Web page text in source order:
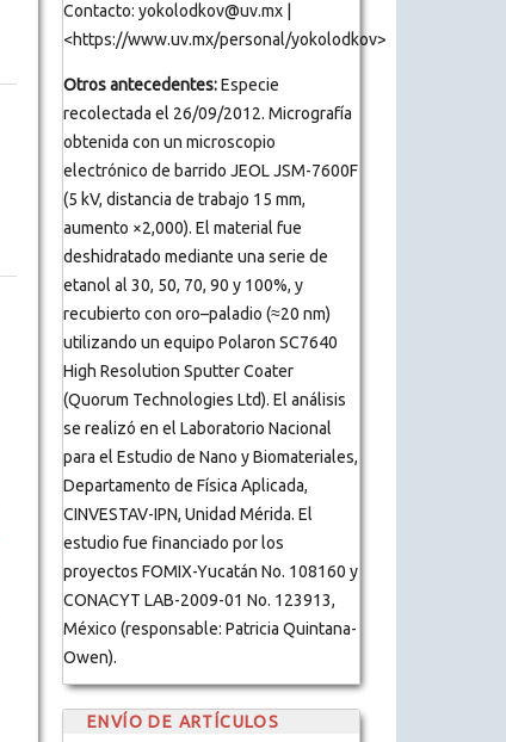
Contacto: yokolodkov@uv.mx |
<https://www.uv.mx/personal/yokolodkov>
Otros antecedentes:Especie
recolectada el 26/09/2012. Micrografía
obtenida con un microscopio
electrónico de barrido JEOL JSM-7600F
(5 kV, distancia de trabajo 15 mm,
aumento ×2,000). El material fue
deshidratado mediante una serie de
etanol al 30, 50, 70, 90 y 100%, y
recubierto con oro–paladio (≈20 nm)
utilizando un equipo Polaron SC7640
High Resolution Sputter Coater
(Quorum Technologies Ltd). El análisis
se realizó en el Laboratorio Nacional
para el Estudio de Nano y Biomateriales,
Departamento de Física Aplicada,
CINVESTAV-IPN, Unidad Mérida. El
estudio fue financiado por los
proyectos FOMIX-Yucatán No. 108160 y
CONACYT LAB-2009-01 No. 123913,
México (responsable: Patricia Quintana-
Owen).
ENVÍO DE ARTÍCULOS